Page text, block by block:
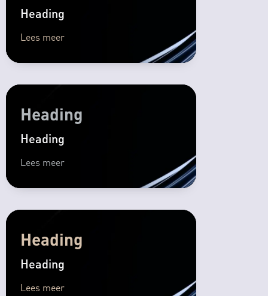
Heading
Lees meer
Heading
Heading
Lees meer
Heading
Heading
Lees meer